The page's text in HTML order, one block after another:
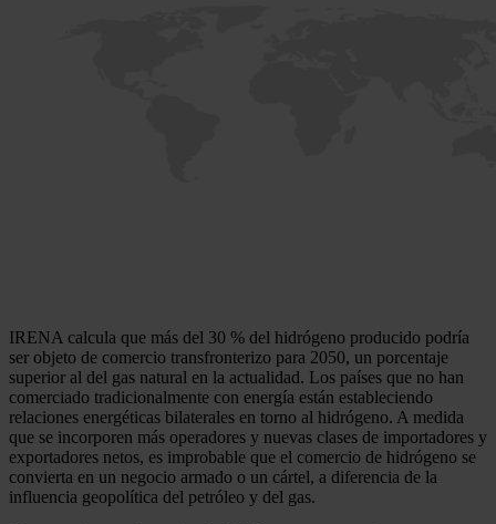
IRENA calcula que más del 30 % del hidrógeno producido podría
ser objeto de comercio transfronterizo para 2050, un porcentaje
superior al del gas natural en la actualidad. Los países que no han
comerciado tradicionalmente con energía están estableciendo
relaciones energéticas bilaterales en torno al hidrógeno. A medida
que se incorporen más operadores y nuevas clases de importadores y
exportadores netos, es improbable que el comercio de hidrógeno se
convierta en un negocio armado o un cártel, a diferencia de la
influencia geopolítica del petróleo y del gas.